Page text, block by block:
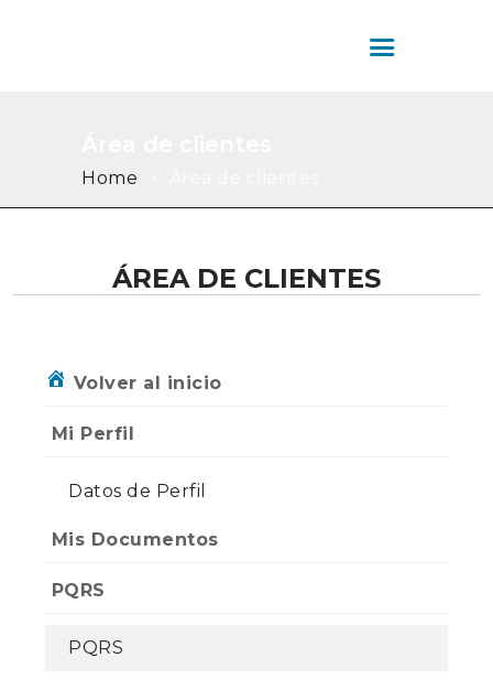
Home
COLOMBIA HOUSE
ÁREA DE CLIENTES
Volver al inicio
Mi Perfil
Datos de Perfil
Mis Documentos
PQRS
PQRS